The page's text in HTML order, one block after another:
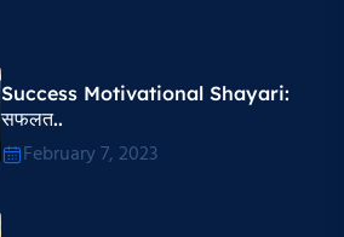
Success Motivational Shayari​:
सफलत..
February 7, 2023